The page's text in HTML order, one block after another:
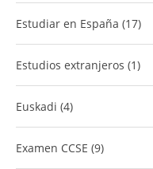
Estudiar en España (17)
estudios extranjeros (1)
Euskadi (4)
examen CCSE (9)